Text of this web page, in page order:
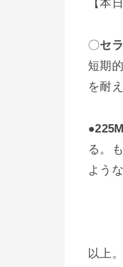
【本
〇セ
短期
を耐
●
る。
よう
以上。